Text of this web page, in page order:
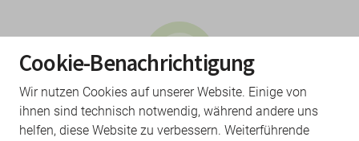
Bereitschaftsdienstzeiten in
Brandenburg
Cookie-Benachrichtigung
Wir nutzen Cookies auf unserer Website. Einige von
ihnen sind technisch notwendig, während andere uns
helfen, diese Website zu verbessern. Weiterführende